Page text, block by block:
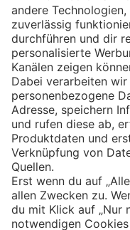
Eishockey